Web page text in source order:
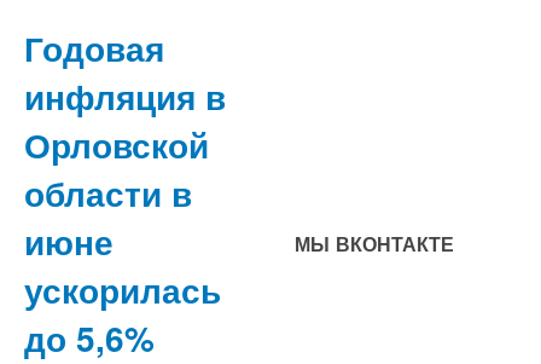
Годовая
инфляция в
Орловской
области в
июне
ускорилась
до 5,6%
МЫ ВКОНТАКТЕ